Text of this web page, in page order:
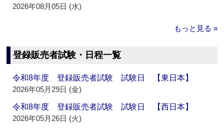
2026年08月05日 (水)
もっと見る »
登録販売者試験・日程一覧
令和8年度 登録販売者試験 試験日 【東日本】
2026年05月29日 (金)
令和8年度 登録販売者試験 試験日 【西日本】
2026年05月26日 (火)